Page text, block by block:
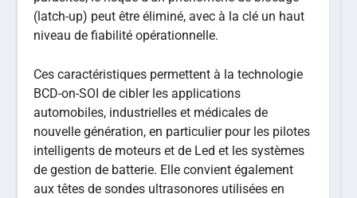
(latch-up) peut être éliminé, avec à la clé un haut
niveau de fiabilité opérationnelle.
Ces caractéristiques permettent à la technologie
BCD-on-SOI de cibler les applications
automobiles, industrielles et médicales de
nouvelle génération, en particulier pour les pilotes
intelligents de moteurs et de Led et les systèmes
de gestion de batterie. Elle convient également
aux têtes de sondes ultrasonores utilisées en